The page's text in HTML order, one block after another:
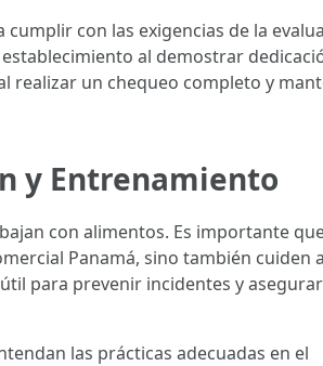
con las exigencias de la
al demostrar
realizar un chequeo completo y
y Entrenamiento
con alimentos. Es importante
Panamá, sino también cuiden
para prevenir incidentes y
las prácticas adecuadas en el